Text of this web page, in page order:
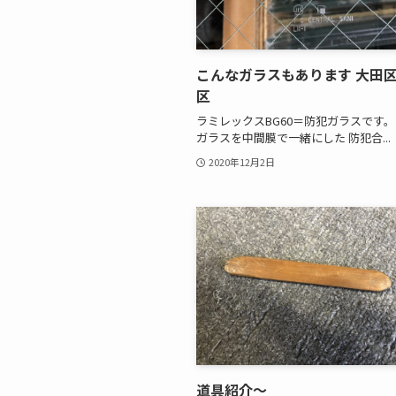
こんなガラスもあります 大
区
ラミレックスBG60＝防犯ガラスです
ガラスを中間膜で一緒にした 防犯合...
2020年12月2日
道具紹介～